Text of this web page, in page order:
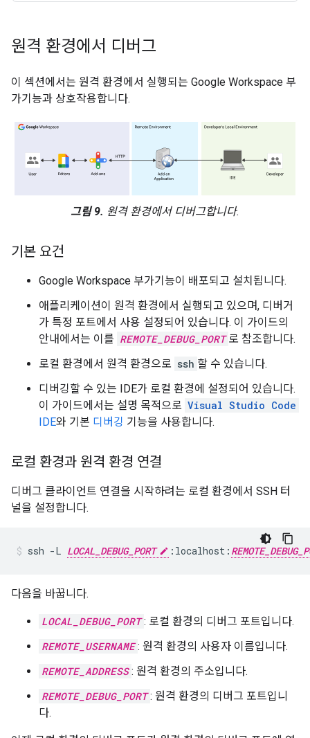
원격 환경에서 디버그
이 섹션에서는 원격 환경에서 실행되는 Google Workspace 부
가기능과 상호작용합니다.
그림 9. 원격 환경에서 디버그합니다.
기본 요건
Google Workspace 부가기능이 배포되고 설치됩니다.
애플리케이션이 원격 환경에서 실행되고 있으며, 디버거
가 특정 포트에서 사용 설정되어 있습니다. 이 가이드의
안내에서는 이를 REMOTE_DEBUG_PORT 로 참조합니다.
로컬 환경에서 원격 환경으로 ssh 할 수 있습니다.
디버깅할 수 있는 IDE가 로컬 환경에 설정되어 있습니다.
이 가이드에서는 설명 목적으로 Visual Studio Code
IDE와 기본 디버깅 기능을 사용합니다.
로컬 환경과 원격 환경 연결
디버그 클라이언트 연결을 시작하려는 로컬 환경에서 SSH 터
널을 설정합니다.
ssh -L LOCAL_DEBUG_PORT :localhost:
다음을 바꿉니다.
LOCAL_DEBUG_PORT : 로컬 환경의 디버그 포트입니다.
REMOTE_USERNAME : 원격 환경의 사용자 이름입니다.
REMOTE_ADDRESS : 원격 환경의 주소입니다.
REMOTE_DEBUG_PORT : 원격 환경의 디버그 포트입니
다.